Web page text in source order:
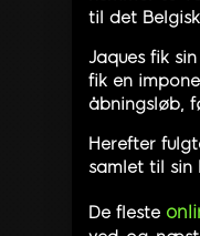
til det
Jaques fik
fik en
åbningsløb,
Herefter
samlet til sin
De fleste